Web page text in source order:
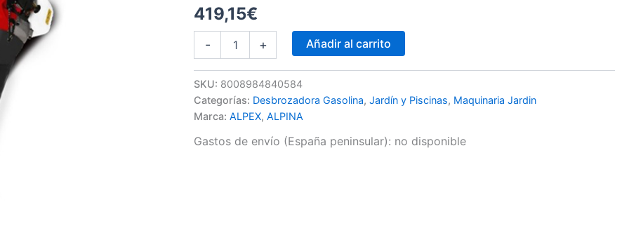
419,15€
- + Añadir al carrito
SKU: 8008984840584
Categorías: Desbrozadora Gasolina,Jardín y Piscinas, Maquinaria Jardin
Marca:ALPEX,ALPINA
Gastos de envío (España peninsular): no disponible